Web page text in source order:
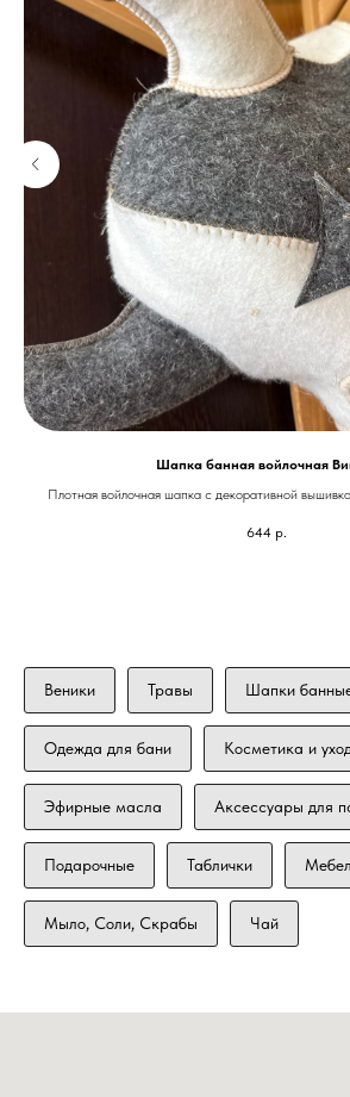
Шапка банная войлочная
Плотная войлочная шапка с декоративной
644 р.
Веники Травы Шапки
Одежда для бани Косметика и уход
Эфирные масла Аксессуары для
Подарочные Таблички
Мыло, Соли, Скрабы Чай